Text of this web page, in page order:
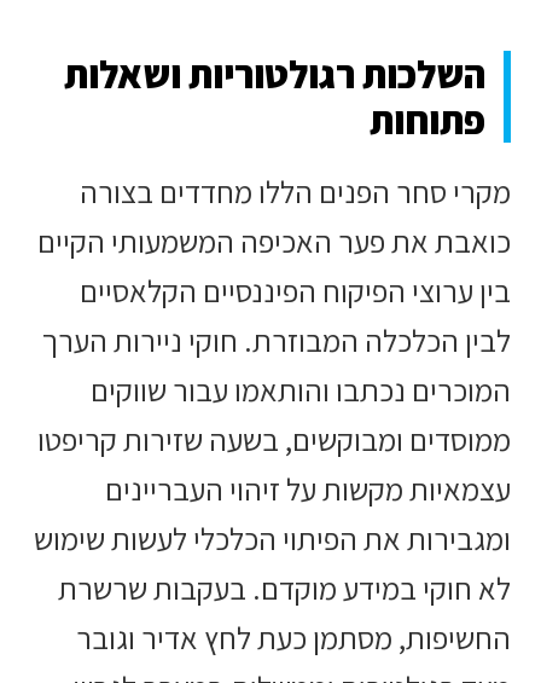
השלכות רגולטוריות ושאלות
פתוחות
מקרי סחר הפנים הללו מחדדים בצורה
כואבת את פער האכיפה המשמעותי הקיים
בין ערוצי הפיקוח הפיננסיים הקלאסיים
לבין הכלכלה המבוזרת. חוקי ניירות הערך
המוכרים נכתבו והותאמו עבור שווקים
ממוסדים ומבוקשים, בשעה שזירות קריפטו
עצמאיות מקשות על זיהוי העבריינים
ומגבירות את הפיתוי הכלכלי לעשות שימוש
לא חוקי במידע מוקדם. בעקבות שרשרת
החשיפות, מסתמן כעת לחץ אדיר וגובר